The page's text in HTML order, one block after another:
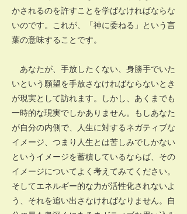
かされるのを許すことを学ばなければならな
いのです。これが、「神に委ねる」という言
葉の意味することです。
あなたが、手放したくない、身勝手でいた
いという願望を手放さなければならないとき
が現実として訪れます。しかし、あくまでも
一時的な現実でしかありません。もしあなた
が自分の内側で、人生に対するネガティブな
イメージ、つまり人生とは苦しみでしかない
というイメージを蓄積しているならば、その
イメージについてよく考えてみてください。
そしてエネルギー的な力が活性化されないよ
う、それを追い出さなければなりません。自